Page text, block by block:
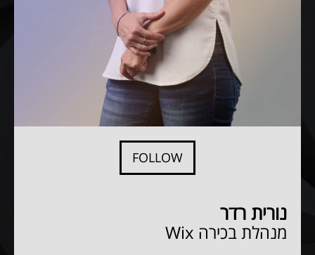
FOLLOW
נורית רדר
מנהלת בכירה Wix